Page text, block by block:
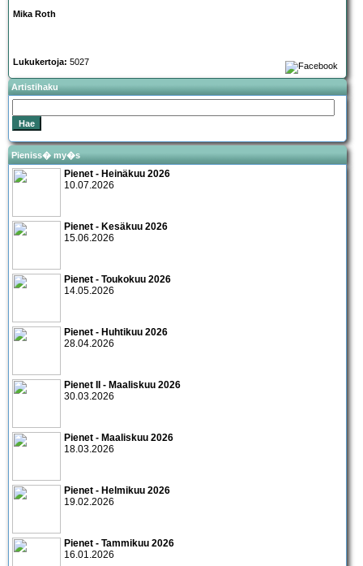
Mika Roth
Lukukertoja: 5027
Artistihaku
Pieniss� my�s
Pienet - Heinäkuu 2026
10.07.2026
Pienet - Kesäkuu 2026
15.06.2026
Pienet - Toukokuu 2026
14.05.2026
Pienet - Huhtikuu 2026
28.04.2026
Pienet II - Maaliskuu 2026
30.03.2026
Pienet - Maaliskuu 2026
18.03.2026
Pienet - Helmikuu 2026
19.02.2026
Pienet - Tammikuu 2026
16.01.2026